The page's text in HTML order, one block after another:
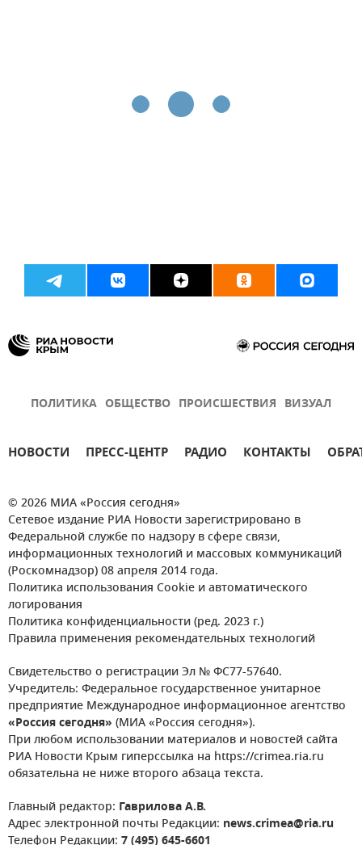
ПОЛИТИКА ОБЩЕСТВО ПРОИСШЕСТВИЯ ВИЗУАЛ
НОВОСТИ ПРЕСС-ЦЕНТР РАДИО КОНТАКТЫ
© 2026 МИА «Россия сегодня»
Сетевое издание РИА Новости зарегистрировано в
Федеральной службе по надзору в сфере связи,
информационных технологий и массовых коммуникаций
(Роскомнадзор) 08 апреля 2014 года.
Политика использования Cookie и автоматического
логирования
Политика конфиденциальности (ред. 2023 г.)
Правила применения рекомендательных технологий
Свидетельство о регистрации Эл № ФС77-57640.
Учредитель: Федеральное государственное унитарное
предприятие Международное информационное агентство
«Россия сегодня» (МИА «Россия сегодня»).
При любом использовании материалов и новостей сайта
РИА Новости Крым гиперссылка на https://crimea.ria.ru
обязательна не ниже второго абзаца текста.
Главный редактор: Гаврилова А.В.
Адрес электронной почты Редакции: news.crimea@ria.ru
Телефон Редакции: 7 (495) 645-6601